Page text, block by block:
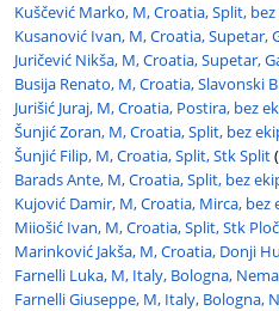
Kuščević Marko, M, Croatia, Split,
Kusanović Ivan, M, Croatia, Supetar,
Juričević Nikša, M, Croatia, Supetar,
Busija Renato, M, Croatia, Slavonski
Jurišić Juraj, M, Croatia, Postira, bez
Šunjić Zoran, M, Croatia, Split, bez
Šunjić Filip, M, Croatia, Split, Stk Split
Barads Ante, M, Croatia, Split, bez
Kujović Damir, M, Croatia, Mirca, bez
Miiošić Ivan, M, Croatia, Split, Stk
Marinković Jakša, M, Croatia, Donji
Farnelli Luka, M, Italy, Bologna, Nema
Farnelli Giuseppe, M, Italy, Bologna,